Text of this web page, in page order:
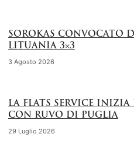
SOROKAS CONVOCATO
LITUANIA 3×3
3 Agosto 2026
LA FLATS SERVICE INIZIA
CON RUVO DI PUGLIA
29 Luglio 2026